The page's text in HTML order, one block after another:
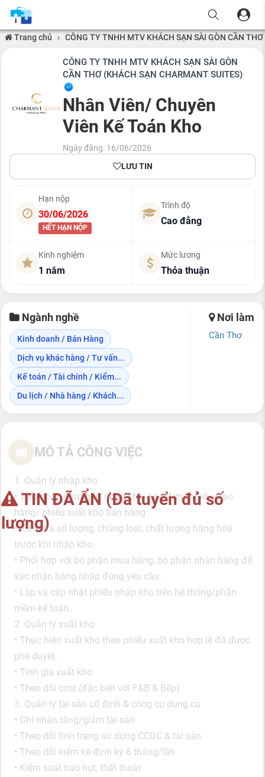
Trang chủ › CÔNG TY TNHH MTV KHÁCH SẠN SÀI GÒN CẦN
CÔNG TY TNHH MTV KHÁCH SẠN SÀI GÒN
CẦN THƠ (KHÁCH SẠN CHARMANT SUITES)
Nhân Viên/ Chuyên
Viên Kế Toán Kho
Ngày đăng: 16/06/2026
LƯU TIN
Hạn nộp
30/06/2026
HẾT HẠN NỘP
Trình độ
Cao đẳng
Kinh nghiệm
1 năm
Mức lương
Thỏa thuận
Ngành nghề
Kinh doanh / Bán Hàng
Dịch vụ khác hàng / Tư vấn...
Kế toán / Tài chính / Kiểm...
Du lịch / Nhà hàng / Khách...
Nơi làm
Cần Thơ
TIN ĐÃ ẨN (Đã tuyển đủ số
lượng)
MÔ TẢ CÔNG VIỆC
1. Quản lý nhập kho
• Tiếp nhận chứng từ nhập kho: hóa đơn/ phiếu giao
hàng/ phiếu xuất kho bán hàng.
• Kiểm tra số lượng, chủng loại, chất lượng hàng hóa
trước khi nhập kho.
• Phối hợp với bộ phận mua hàng, bộ phận nhận hàng để
xác nhận hàng nhập đúng yêu cầu.
• Lập và cập nhật phiếu nhập kho trên hệ thống/phần
mềm kế toán.
2. Quản lý xuất kho
• Thực hiện xuất kho theo phiếu xuất kho hợp lệ đã được
phê duyệt.
• Tính giá xuất kho
• Theo dõi cost (đặc biệt với F&B & Bếp)
3. Quản lý tài sản cố định & công cụ dụng cụ
• Ghi nhận tăng/giảm tài sản
• Theo dõi tình trạng sử dụng CCDC & tài sản
• Theo dõi kiểm kê định kỳ 6 tháng/lần
• Kiểm soát hao hụt, thất thoát